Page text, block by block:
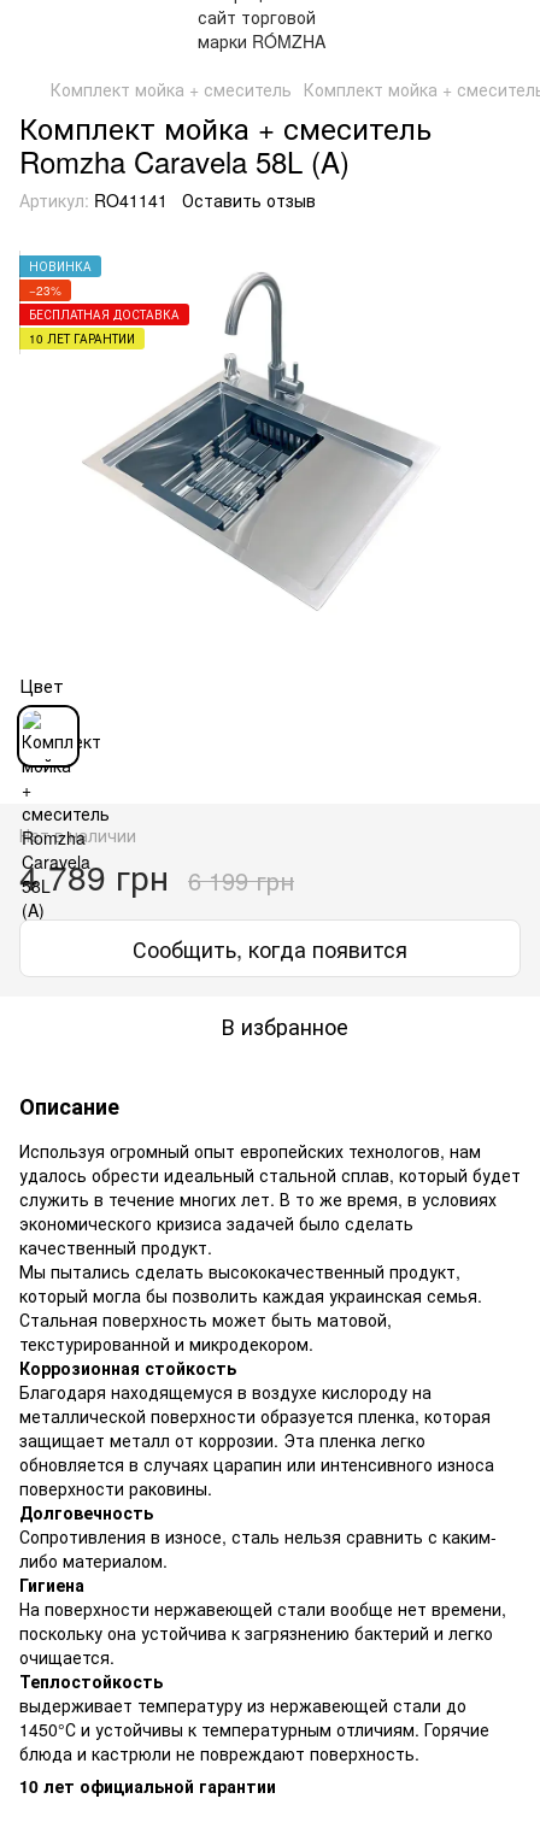
Комплект мойка + смеситель Комплект мойка +
Комплект мойка + смеситель
Romzha Caravela 58L (A)
Артикул: RO41141 Оставить отзыв
НОВИНКА
−23%
БЕСПЛАТНАЯ ДОСТАВКА
10 ЛЕТ ГАРАНТИИ
Цвет
Нет в наличии
4 789 грн 6 199 грн
Сообщить, когда появится
В избранное
Описание
Используя огромный опыт европейских технологов, нам
удалось обрести идеальный стальной сплав, который будет
служить в течение многих лет. В то же время, в условиях
экономического кризиса задачей было сделать
качественный продукт.
Мы пытались сделать высококачественный продукт,
который могла бы позволить каждая украинская семья.
Стальная поверхность может быть матовой,
текстурированной и микродекором.
Коррозионная стойкость
Благодаря находящемуся в воздухе кислороду на
металлической поверхности образуется пленка, которая
защищает металл от коррозии. Эта пленка легко
обновляется в случаях царапин или интенсивного износа
поверхности раковины.
Долговечность
Сопротивления в износе, сталь нельзя сравнить с каким-
либо материалом.
Гигиена
На поверхности нержавеющей стали вообще нет времени,
поскольку она устойчива к загрязнению бактерий и легко
очищается.
Теплостойкость
выдерживает температуру из нержавеющей стали до
1450°С и устойчивы к температурным отличиям. Горячие
блюда и кастрюли не повреждают поверхность.
10 лет официальной гарантии